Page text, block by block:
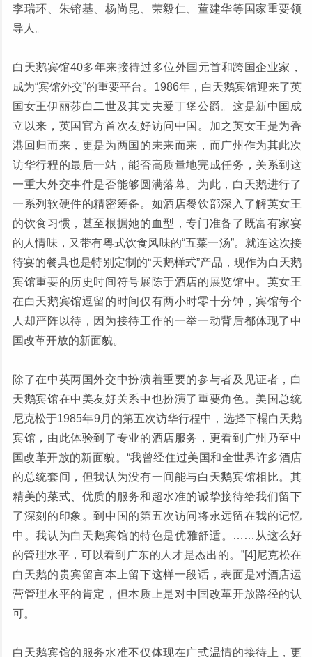
李瑞环、朱镕基、杨尚昆、荣毅仁、董建华等国家重要领
导人。
白天鹅宾馆40多年来接待过多位外国元首和跨国企业家，
成为“宾馆外交”的重要平台。1986年，白天鹅宾馆迎来了英
国女王伊丽莎白二世及其丈夫爱丁堡公爵。这是新中国成
立以来，英国官方首次友好访问中国。加之英女王是为香
港回归而来，更是为两国的未来而来，而广州作为其此次
访华行程的最后一站，能否高质量地完成任务，关系到这
一重大外交事件是否能够圆满落幕。为此，白天鹅进行了
一系列软硬件的精密筹备。如酒店餐饮部深入了解英女王
的饮食习惯，甚至根据她的血型，专门准备了既富有家宴
的人情味，又带有粤式饮食风味的“五菜一汤”。就连这次接
待宴的餐具也是特别定制的“天鹅样式”产品，现作为白天鹅
宾馆重要的历史时间符号展陈于酒店的展览馆中。英女王
在白天鹅宾馆逗留的时间仅有两小时零十分钟，宾馆每个
人却严阵以待，因为接待工作的一举一动背后都体现了中
国改革开放的新面貌。
除了在中英两国外交中扮演着重要的参与者及见证者，白
天鹅宾馆在中美友好关系中也扮演了重要角色。美国总统
尼克松于1985年9月的第五次访华行程中，选择下榻白天鹅
宾馆，由此体验到了专业的酒店服务，更看到广州乃至中
国改革开放的新面貌。“我曾经住过美国和全世界许多酒店
的总统套间，但我认为没有一间能与白天鹅宾馆相比。其
精美的菜式、优质的服务和超水准的诚挚接待给我们留下
了深刻的印象。到中国的第五次访问将永远留在我的记忆
中。我认为白天鹅宾馆的特色是优雅舒适。……从这么好
的管理水平，可以看到广东的人才是杰出的。”[4]尼克松在
白天鹅的贵宾留言本上留下这样一段话，表面是对酒店运
营管理水平的肯定，但本质上是对中国改革开放路径的认
可。
白天鹅宾馆的服务水准不仅体现在广式温情的接待上，更